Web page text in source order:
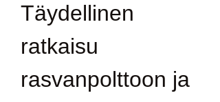
Täydellinen
ratkaisu
rasvanpolttoon ja